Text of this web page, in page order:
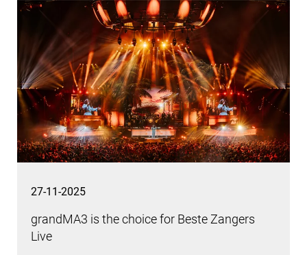
27-11-2025
grandMA3 is the choice for Beste Zangers
Live